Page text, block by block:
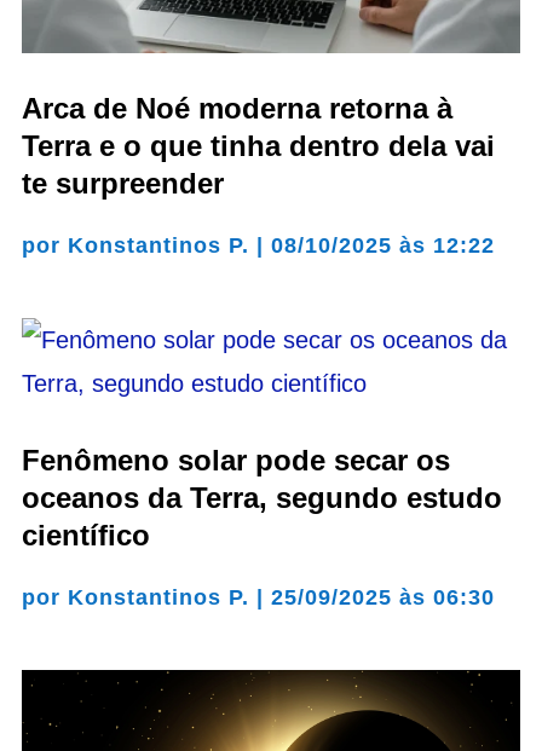
Arca de Noé moderna retorna à
Terra e o que tinha dentro dela vai
te surpreender
por Konstantinos P. | 08/10/2025 às 12:22
Fenômeno solar pode secar os
oceanos da Terra, segundo estudo
científico
por Konstantinos P. | 25/09/2025 às 06:30